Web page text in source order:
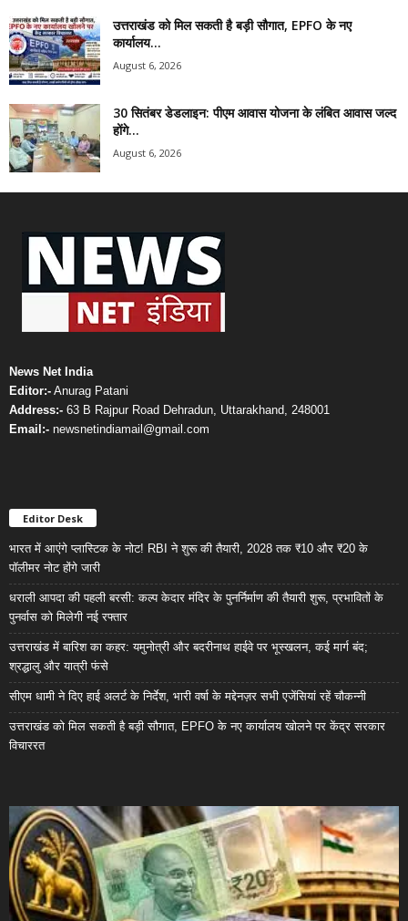
उत्तराखंड को मिल सकती है बड़ी सौगात, EPFO के नए
कार्यालय...
August 6, 2026
30 सितंबर डेडलाइन: पीएम आवास योजना के लंबित आवास जल्द
होंगे...
August 6, 2026
News Net India
Editor:- Anurag Patani
Address:- 63 B Rajpur Road Dehradun, Uttarakhand, 248001
Email:- newsnetindiamail@gmail.com
Editor Desk
भारत में आएंगे प्लास्टिक के नोट! RBI ने शुरू की तैयारी, 2028 तक ₹10 और ₹20 के
पॉलीमर नोट होंगे जारी
धराली आपदा की पहली बरसी: कल्प केदार मंदिर के पुनर्निर्माण की तैयारी शुरू, प्रभावितों के
पुनर्वास को मिलेगी नई रफ्तार
उत्तराखंड में बारिश का कहर: यमुनोत्री और बदरीनाथ हाईवे पर भूस्खलन, कई मार्ग बंद;
श्रद्धालु और यात्री फंसे
सीएम धामी ने दिए हाई अलर्ट के निर्देश, भारी वर्षा के मद्देनज़र सभी एजेंसियां रहें चौकन्नी
उत्तराखंड को मिल सकती है बड़ी सौगात, EPFO के नए कार्यालय खोलने पर केंद्र सरकार
विचाररत